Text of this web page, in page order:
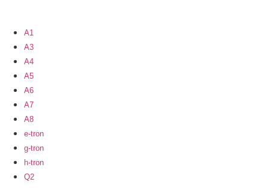
A1
A3
A4
A5
A6
A7
A8
e-tron
g-tron
h-tron
Q2